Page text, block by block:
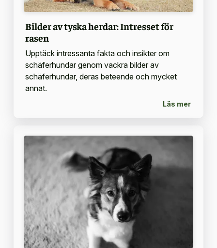
Bilder av tyska herdar: Intresset för
rasen
Upptäck intressanta fakta och insikter om
schäferhundar genom vackra bilder av
schäferhundar, deras beteende och mycket
annat.
Läs mer